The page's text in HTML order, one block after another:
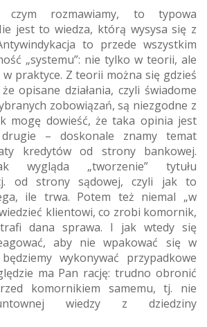
rozmawiamy, to typowa
jest to wiedza, którą wysysa się z
to przede wszystkim
„systemu”: nie tylko w teorii, ale
praktyce. Z teorii można się gdzieś
opisane działania, czyli świadome
zobowiązań, są niezgodne z
mogę dowieść, że taka opinia jest
– doskonale znamy temat
kredytów od strony bankowej.
wygląda „tworzenie” tytułu
od strony sądowej, czyli jak to
ile trwa. Potem też niemal „w
klientowi, co zrobi komornik,
dana sprawa. I jak wtedy się
aby nie wpakować się w
wykonywać przypadkowe
ma Pan rację: trudno obronić
komornikiem samemu, tj. nie
wiedzy z dziedziny